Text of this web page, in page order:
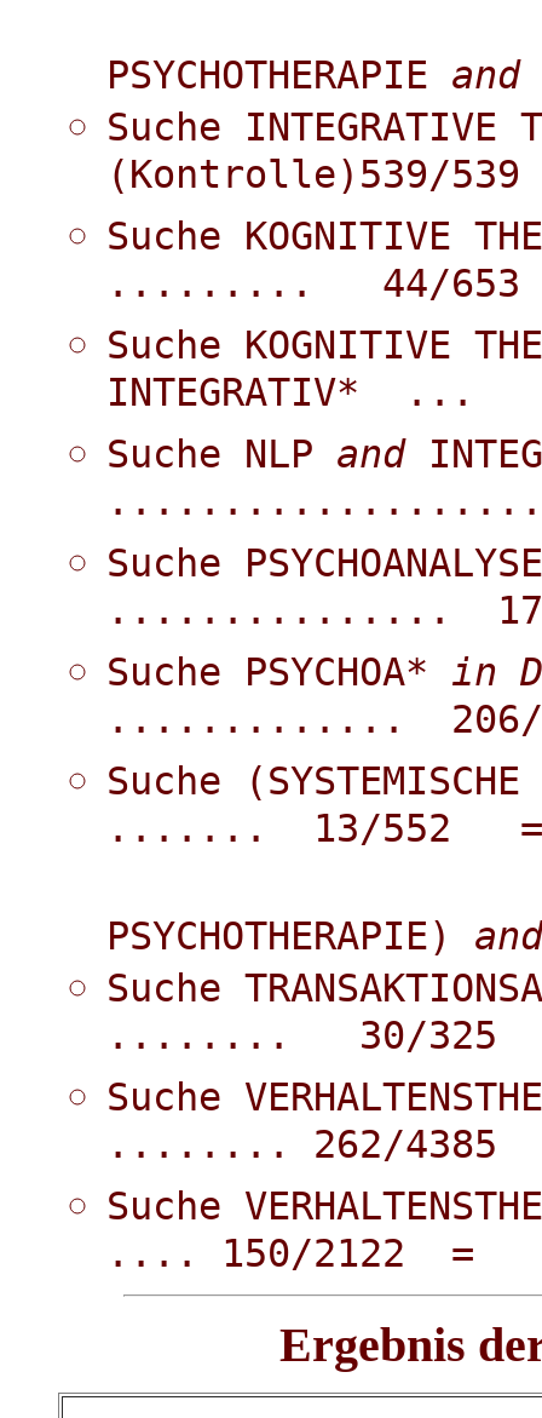
PSYCHOTHERAPIE and
Suche INTEGRATIVE
(Kontrolle)539/539
Suche KOGNITIVE
......... 44/653
Suche KOGNITIVE
INTEGRATIV*
Suche NLP and
Suche
...............
Suche PSYCHOA* in
............. 206/
Suche
....... 13/552
PSYCHOTHERAPIE) and
Suche
........ 30/325
Suche
........ 262/4385
Suche
.... 150/2122 =
Ergebnis